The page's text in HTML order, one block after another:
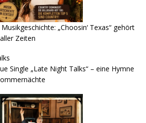
„Choosin‘ Texas“ gehört
Zeiten
Single „Late Night Talks“ – eine Hymne